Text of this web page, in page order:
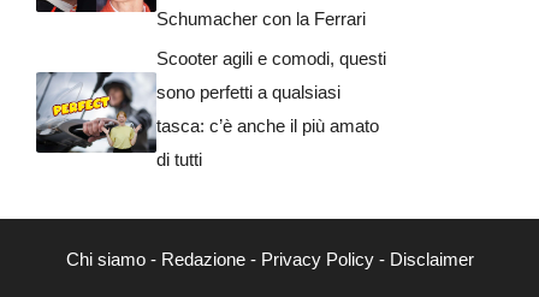
Schumacher con la Ferrari
Scooter agili e comodi, questi
sono perfetti a qualsiasi
tasca: c’è anche il più amato
di tutti
Chi siamo- Redazione- Privacy Policy- Disclaimer